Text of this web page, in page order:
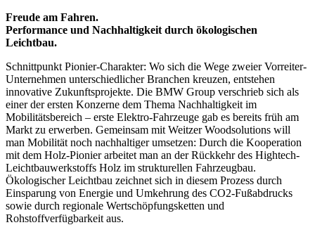
Freude am Fahren.
Performance und Nachhaltigkeit durch ökologischen
Leichtbau.
Schnittpunkt Pionier-Charakter: Wo sich die Wege zweier Vorreiter-
Unternehmen unterschiedlicher Branchen kreuzen, entstehen
innovative Zukunftsprojekte. Die BMW Group verschrieb sich als
einer der ersten Konzerne dem Thema Nachhaltigkeit im
Mobilitätsbereich – erste Elektro-Fahrzeuge gab es bereits früh am
Markt zu erwerben. Gemeinsam mit Weitzer Woodsolutions will
man Mobilität noch nachhaltiger umsetzen: Durch die Kooperation
mit dem Holz-Pionier arbeitet man an der Rückkehr des Hightech-
Leichtbauwerkstoffs Holz im strukturellen Fahrzeugbau.
Ökologischer Leichtbau zeichnet sich in diesem Prozess durch
Einsparung von Energie und Umkehrung des CO2-Fußabdrucks
sowie durch regionale Wertschöpfungsketten und
Rohstoffverfügbarkeit aus.